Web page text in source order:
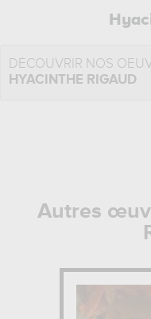
DÉCOUVRIR NOS
HYACINTHE RIGAUD
Autres